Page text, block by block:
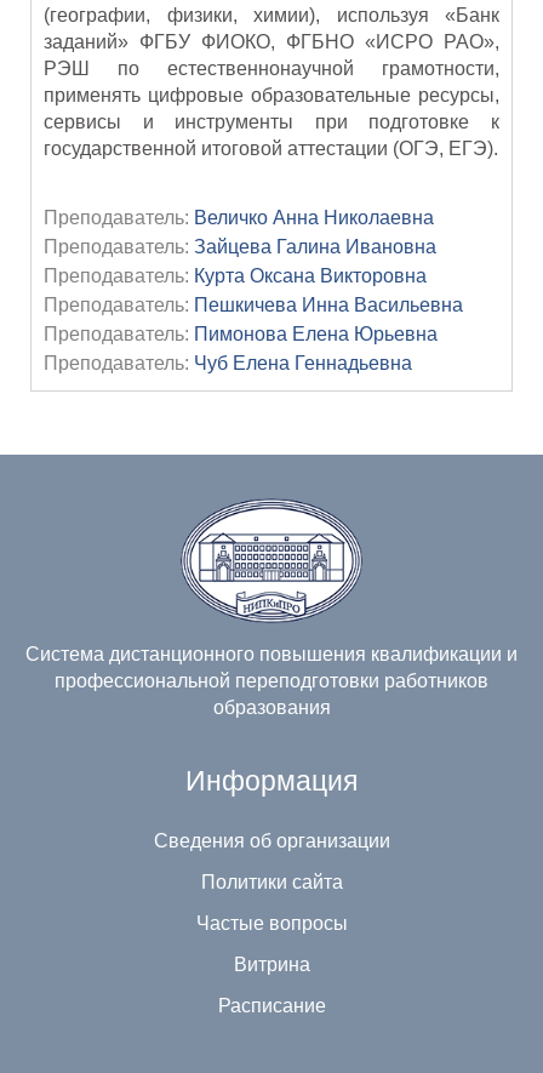
(географии, физики, химии), используя «Банк
заданий» ФГБУ ФИОКО, ФГБНО «ИСРО РАО»,
РЭШ по естественнонаучной грамотности,
применять цифровые образовательные ресурсы,
сервисы и инструменты при подготовке к
государственной итоговой аттестации (ОГЭ, ЕГЭ).
Преподаватель: Величко Анна Николаевна
Преподаватель: Зайцева Галина Ивановна
Преподаватель: Курта Оксана Викторовна
Преподаватель: Пешкичева Инна Васильевна
Преподаватель: Пимонова Елена Юрьевна
Преподаватель: Чуб Елена Геннадьевна
Система дистанционного повышения квалификации и
профессиональной переподготовки работников
образования
Информация
Сведения об организации
Политики сайта
Частые вопросы
Витрина
Расписание